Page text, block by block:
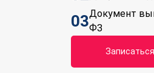
03Документ
ФЗ